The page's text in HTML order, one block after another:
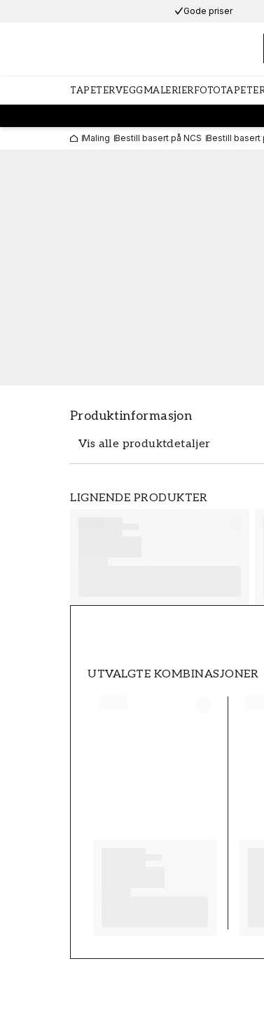
Gode priser
TAPETERVEGGMALERIER
Maling Bestill basert på NCS Bestill basert
Produktinformasjon
Vis alle produktdetaljer
LIGNENDE PRODUKTER
UTVALGTE KOMBINASJONER